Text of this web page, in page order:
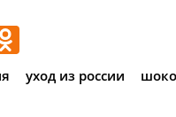
уход из россии